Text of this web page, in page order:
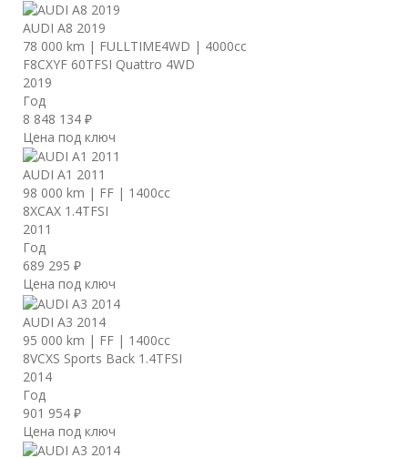
AUDI A8 2019
78 000 km | FULLTIME4WD | 4000cc
F8CXYF 60TFSI Quattro 4WD
2019
Год
8 848 134 ₽
Цена под ключ
AUDI A1 2011
98 000 km | FF | 1400cc
8XCAX 1.4TFSI
2011
Год
689 295 ₽
Цена под ключ
AUDI A3 2014
95 000 km | FF | 1400cc
8VCXS Sports Back 1.4TFSI
2014
Год
901 954 ₽
Цена под ключ